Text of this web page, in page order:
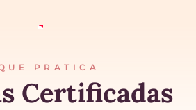
PRATICA
Certificadas